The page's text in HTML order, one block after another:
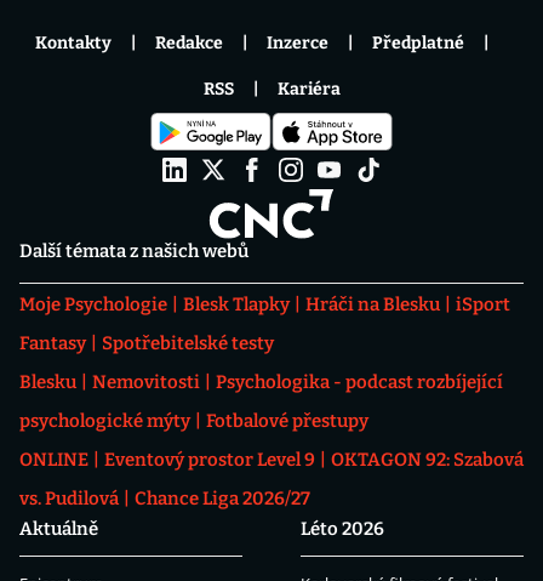
Další témata z našich webů
Moje Psychologie Blesk Tlapky Hráči na Blesku
iSport
Fantasy
Spotřebitelské testy
Blesku
Nemovitosti
Psychologika - podcast rozbíjející
psychologické mýty
Fotbalové přestupy
ONLINE
Eventový prostor Level 9
OKTAGON 92: Szabová
vs. Pudilová
Chance Liga 2026/27
Aktuálně
Léto 2026
Kontakty Redakce Inzerce Předplatné
RSS Kariéra